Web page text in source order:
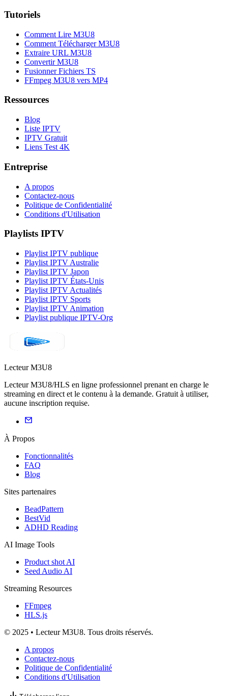
Tutoriels
Comment Lire M3U8
Comment Télécharger M3U8
Extraire URL M3U8
Convertir M3U8
Fusionner Fichiers TS
FFmpeg M3U8 vers MP4
Ressources
Blog
Liste IPTV
IPTV Gratuit
Liens Test 4K
Entreprise
A propos
Contactez-nous
Politique de Confidentialité
Conditions d'Utilisation
Playlists IPTV
Playlist IPTV publique
Playlist IPTV Australie
Playlist IPTV Japon
Playlist IPTV États-Unis
Playlist IPTV Actualités
Playlist IPTV Sports
Playlist IPTV Animation
Playlist publique IPTV-Org
Lecteur M3U8
Lecteur M3U8/HLS en ligne professionnel prenant en charge le
streaming en direct et le contenu à la demande. Gratuit à utiliser,
aucune inscription requise.
À Propos
Fonctionnalités
FAQ
Blog
Sites partenaires
BeadPattern
BestVid
ADHD Reading
AI Image Tools
Product shot AI
Seed Audio AI
Streaming Resources
FFmpeg
HLS.js
© 2025 • Lecteur M3U8. Tous droits réservés.
A propos
Contactez-nous
Politique de Confidentialité
Conditions d'Utilisation